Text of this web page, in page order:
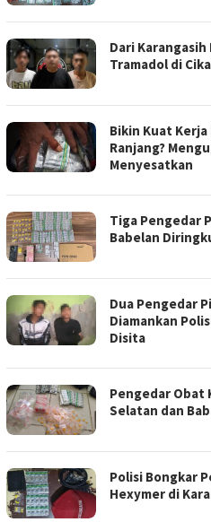
Dari
Tramadol di
Bikin Kuat Kerja
Ranjang?
Menyesatkan
Tiga Pengedar
Babelan
Dua Pengedar
Diamankan
Disita
Pengedar Obat
Selatan dan
Polisi Bongkar
Hexymer di